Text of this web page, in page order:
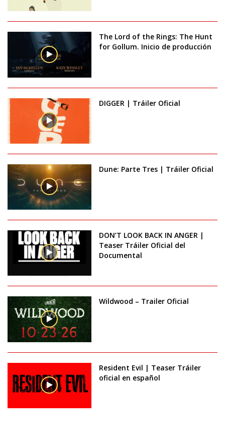
The Lord of the Rings: The Hunt
for Gollum. Inicio de producción
DIGGER | Tráiler Oficial
Dune: Parte Tres | Tráiler Oficial
DON’T LOOK BACK IN ANGER |
Teaser Tráiler Oficial del
Documental
Wildwood – Trailer Oficial
Resident Evil | Teaser Tráiler
oficial en español